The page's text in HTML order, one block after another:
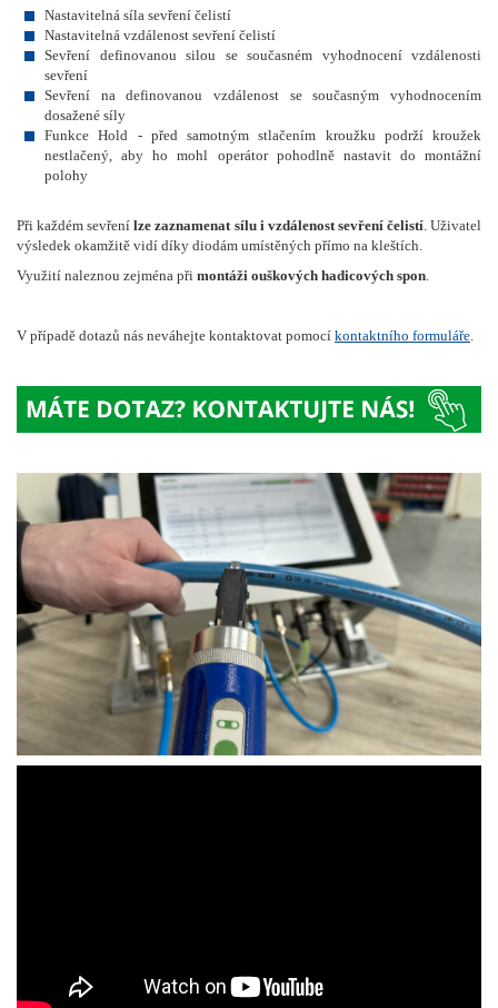
Nastavitelná síla sevření čelistí
Nastavitelná vzdálenost sevření čelistí
Sevření definovanou silou se současném vyhodnocení vzdálenosti
sevření
Sevření na definovanou vzdálenost se současným vyhodnocením
dosažené síly
Funkce Hold - před samotným stlačením kroužku podrží kroužek
nestlačený, aby ho mohl operátor pohodlně nastavit do montážní
polohy
Při každém sevřenílze zaznamenat sílu i vzdálenost sevření čelistí. Uživatel
výsledek okamžitě vidí díky diodám umístěných přímo na kleštích.
Využití naleznou zejména při montáži ouškových hadicových spon.
V případě dotazů nás neváhejte kontaktovat pomocí kontaktního formuláře.